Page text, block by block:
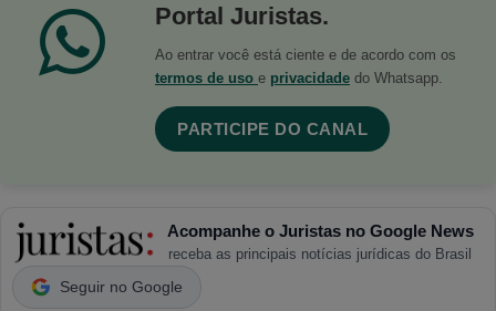
Portal Juristas.
Ao entrar você está ciente e de acordo com os
termos de uso e privacidade do Whatsapp.
PARTICIPE DO CANAL
Acompanhe o Juristas no Google News
receba as principais notícias jurídicas do Brasil
Seguir no Google